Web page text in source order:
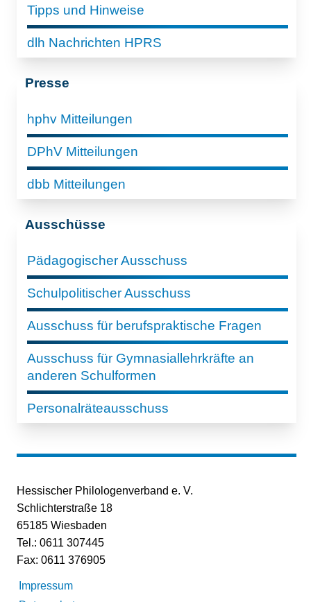
Tipps und Hinweise
dlh Nachrichten HPRS
Presse
hphv Mitteilungen
DPhV Mitteilungen
dbb Mitteilungen
Ausschüsse
Pädagogischer Ausschuss
Schulpolitischer Ausschuss
Ausschuss für berufspraktische Fragen
Ausschuss für Gymnasiallehrkräfte an
anderen Schulformen
Personalräteausschuss
Hessischer Philologenverband e. V.
Schlichterstraße 18
65185 Wiesbaden
Tel.: 0611 307445
Fax: 0611 376905
Impressum